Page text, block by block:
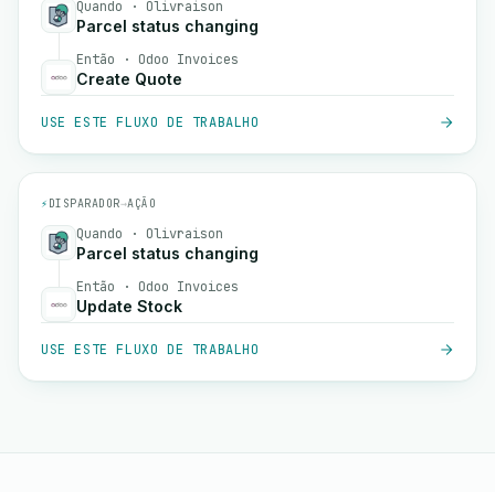
Quando · Olivraison
Parcel status changing
Então · Odoo Invoices
Create Quote
USE ESTE FLUXO DE TRABALHO
⚡ DISPARADOR→AÇÃO
Quando · Olivraison
Parcel status changing
Então · Odoo Invoices
Update Stock
USE ESTE FLUXO DE TRABALHO